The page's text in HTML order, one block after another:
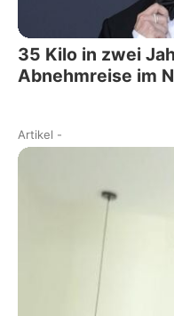
35 Kilo in zwei
Abnehmreise im
Artikel -